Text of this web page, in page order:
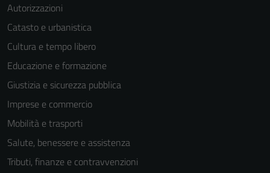
Autorizzazioni
Catasto e urbanistica
Cultura e tempo libero
Educazione e formazione
Giustizia e sicurezza pubblica
Imprese e commercio
Mobilità e trasporti
Salute, benessere e assistenza
Tributi, finanze e contravvenzioni